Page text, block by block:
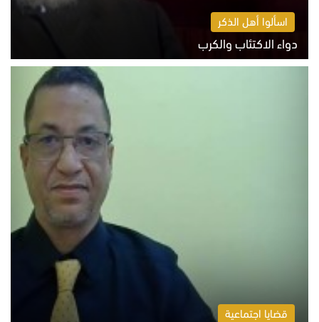
اسألوا أهل الذكر
دواء الاكتئاب والكرب
السبت 8 أغسطس 2026 10:54 ص
قضايا اجتماعية